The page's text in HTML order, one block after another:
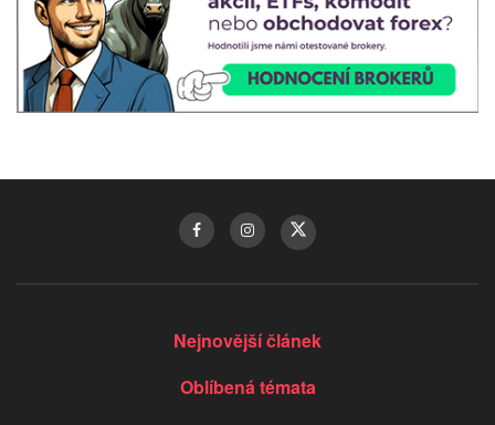
Nejnovější článek
Oblíbená témata